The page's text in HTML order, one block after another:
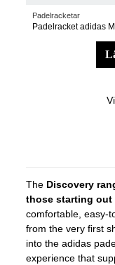
Padelracketar
Padelracket adidas
The Discovery
those starting out
comfortable, easy-
from the very first
into the adidas
experience that